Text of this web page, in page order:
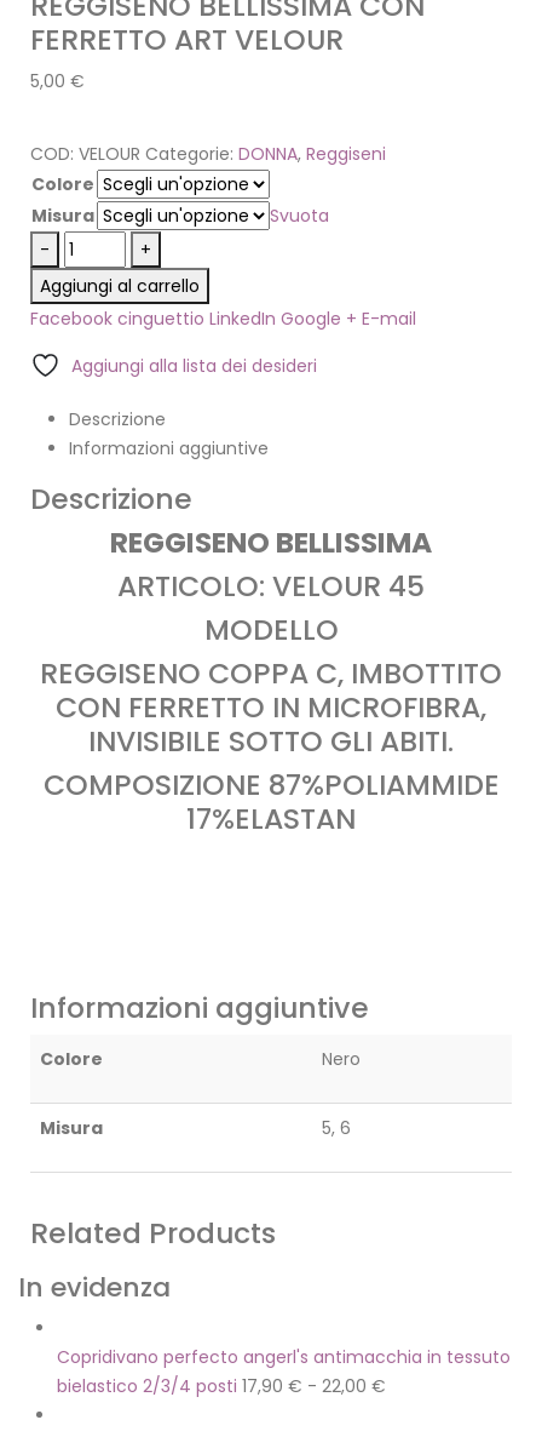
FERRETTO ART VELOUR
5,00 €
COD: VELOUR Categorie: DONNA, Reggiseni
Colore
Misura
Svuota
-
+
Aggiungi al carrello
Facebook cinguettio LinkedIn Google + E-mail
Aggiungi alla lista dei desideri
Descrizione
Informazioni aggiuntive
Descrizione
REGGISENO BELLISSIMA
ARTICOLO: VELOUR 45
MODELLO
REGGISENO COPPA C, IMBOTTITO
CON FERRETTO IN MICROFIBRA,
INVISIBILE SOTTO GLI ABITI.
COMPOSIZIONE 87%POLIAMMIDE
17%ELASTAN
Informazioni aggiuntive
Colore Nero
Misura 5, 6
Related Products
In evidenza
Copridivano perfecto angerl's antimacchia in tessuto
bielastico 2/3/4 posti 17,90 € - 22,00 €